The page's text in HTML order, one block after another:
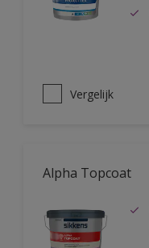
Vergelijk
Alpha Topcoat